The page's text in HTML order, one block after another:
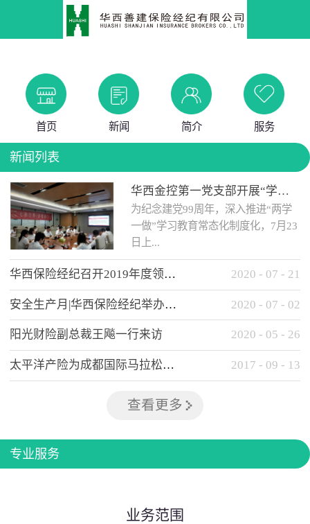
首页 新闻 简介 服务
新闻列表
华西金控第一党支部开展“学党史 知党情 做合格党员”主题教育工作会
为纪念建党99周年，深入推进“两学
一做”学习教育常态化制度化，7月23
日上...
午，华西金控第一党支部举办了“学
党史、知党情、...
华西保险经纪召开2019年度领导班子述职考核工作会 2020 - 07 - 21
安全生产月|华西保险经纪举办应急消防安全知识培训 2020 - 07 - 02
阳光财险副总裁王飚一行来访 2020 - 05 - 26
太平洋产险为成都国际马拉松提供全方位保险保障 2017 - 09 - 13
查看更多
专业服务
业务范围